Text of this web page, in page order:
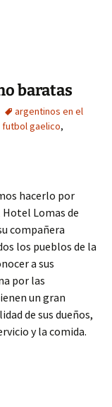
baratas
argentinos en el
gaelico,
hacerlo por
Lomas de
compañera
los pueblos de la
a sus
por las
un gran
de sus dueños,
y la comida.